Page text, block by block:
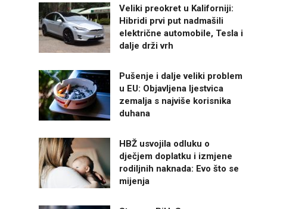
Veliki preokret u Kaliforniji:
Hibridi prvi put nadmašili
električne automobile, Tesla i
dalje drži vrh
Pušenje i dalje veliki problem
u EU: Objavljena ljestvica
zemalja s najviše korisnika
duhana
HBŽ usvojila odluku o
dječjem doplatku i izmjene
rodiljnih naknada: Evo što se
mijenja